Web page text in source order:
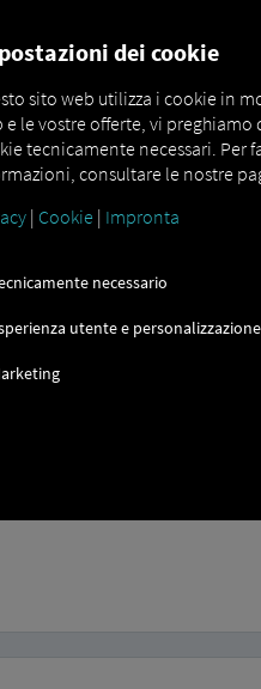
dei cookie
sito web utilizza i cookie in
e le vostre offerte, vi
tecnicamente necessari. Per
consultare le nostre
| Cookie | Impronta
necessario
utente e personalizzazione